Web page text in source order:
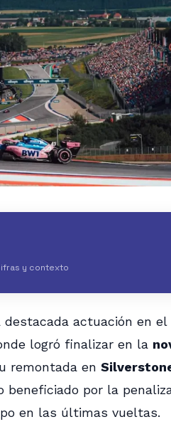
y contexto
actuación en el
logró finalizar en la
remontada en
beneficiado por la
en las últimas vueltas.